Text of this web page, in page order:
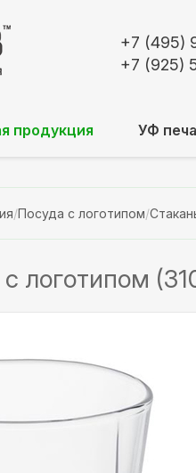
+7 (495)
+7 (925)
продукция УФ
/Посуда с логотипом/
логотипом